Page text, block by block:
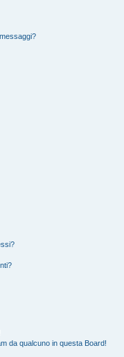
da qualcuno in questa Board!